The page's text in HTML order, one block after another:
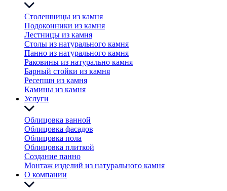
Столешницы из камня
Подоконники из камня
Лестницы из камня
Столы из натурального камня
Панно из натурального камня
Раковины из натурально камня
Барный стойки из камня
Ресепшн из камня
Камины из камня
Услуги
Облицовка ванной
Облицовка фасадов
Облицовка пола
Облицовка плиткой
Создание панно
Монтаж изделий из натурального камня
О компании